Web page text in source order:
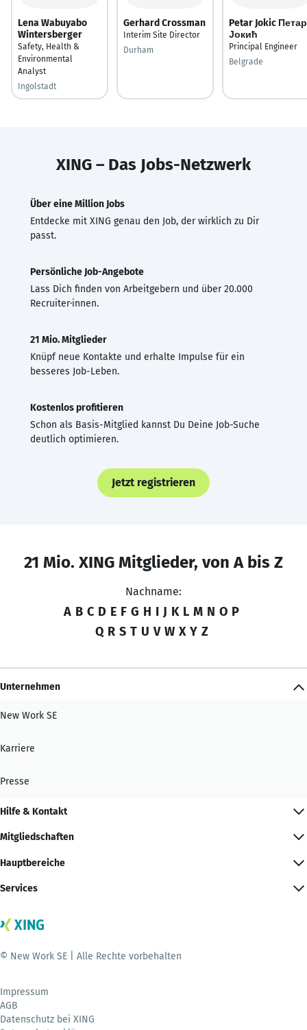
Lena Wabuyabo
Wintersberger
Safety, Health &
Environmental
Analyst
Ingolstadt
Gerhard Crossman
Interim Site Director
Durham
Petar Jokic Петар
Јокић
Principal Engineer
Belgrade
XING – Das Jobs-Netzwerk
Über eine Million Jobs
Entdecke mit XING genau den Job, der wirklich zu Dir
passt.
Persönliche Job-Angebote
Lass Dich finden von Arbeitgebern und über 20.000
Recruiter·innen.
21 Mio. Mitglieder
Knüpf neue Kontakte und erhalte Impulse für ein
besseres Job-Leben.
Kostenlos profitieren
Schon als Basis-Mitglied kannst Du Deine Job-Suche
deutlich optimieren.
Jetzt registrieren
21 Mio. XING Mitglieder, von A bis Z
Nachname:
A B C D E F G H I J K L M N O P
Q R S T U V W X Y Z
Unternehmen
New Work SE
Karriere
Presse
Hilfe & Kontakt
Mitgliedschaften
Hauptbereiche
Services
© New Work SE | Alle Rechte vorbehalten
Impressum
AGB
Datenschutz bei XING